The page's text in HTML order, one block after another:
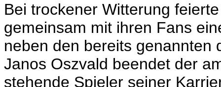
Bei trockener Witterung
gemeinsam mit ihren Fans
neben den bereits genannten
Janos Oszvald beendet der
stehende Spieler seiner